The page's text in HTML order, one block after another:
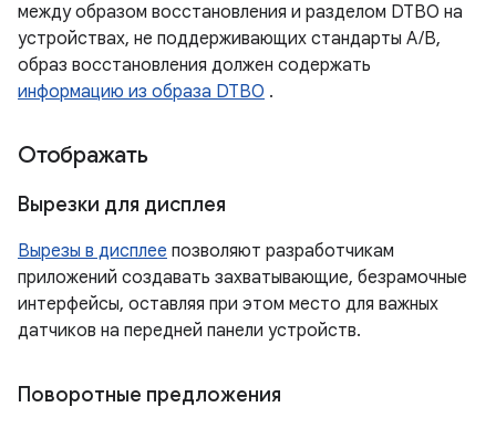
между образом восстановления и разделом DTBO на
устройствах, не поддерживающих стандарты A/B,
образ восстановления должен содержать
информацию из образа DTBO .
Отображать
Вырезки для дисплея
Вырезы в дисплее позволяют разработчикам
приложений создавать захватывающие, безрамочные
интерфейсы, оставляя при этом место для важных
датчиков на передней панели устройств.
Поворотные предложения